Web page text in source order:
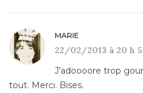
MARIE
22/02/2013 à 20 h
J’adoooore trop
tout. Merci. Bises.